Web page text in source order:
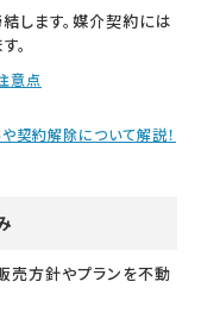
します。媒介契約には
。
意点
契約解除について解説！
売方針やプランを不動